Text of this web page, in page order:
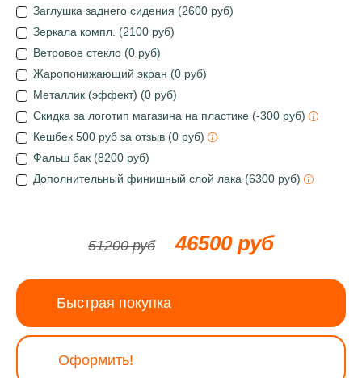
Заглушка заднего сидения (2600 руб)
Зеркала компл. (2100 руб)
Ветровое стекло (0 руб)
Жаропонижающий экран (0 руб)
Металлик (эффект) (0 руб)
Скидка за логотип магазина на пластике (-300 руб)
Кешбек 500 руб за отзыв (0 руб)
Фальш бак (8200 руб)
Дополнительный финишный слой лака (6300 руб)
51200 руб 46500 руб
Быстрая покупка
Оформить!